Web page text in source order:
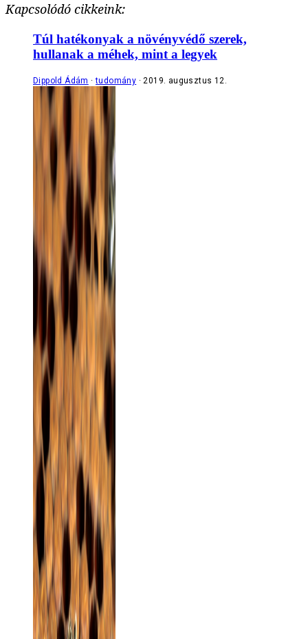
Kapcsolódó cikkeink:
Túl hatékonyak a növényvédő szerek,
hullanak a méhek, mint a legyek
Dippold Ádám tudomány 2019. augusztus 12.